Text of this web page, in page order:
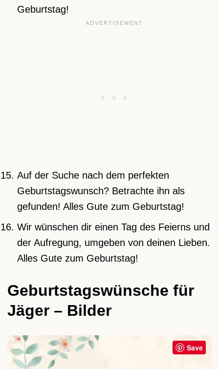
Geburtstag!
Auf der Suche nach dem perfekten
Geburtstagswunsch? Betrachte ihn als
gefunden! Alles Gute zum Geburtstag!
Wir wünschen dir einen Tag des Feierns und
der Aufregung, umgeben von deinen Lieben.
Alles Gute zum Geburtstag!
Geburtstagswünsche für
Jäger – Bilder
Save